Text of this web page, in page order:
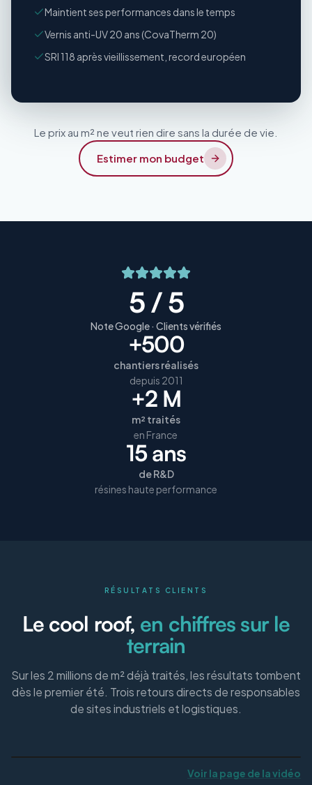
Maintient ses performances dans le temps
Vernis anti-UV 20 ans (CovaTherm 20)
SRI 118 après vieillissement, record européen
Le prix au m² ne veut rien dire sans la durée de vie.
Estimer mon budget
5 / 5
Note Google · Clients vérifiés
+500
chantiers réalisés
depuis 2011
+2 M
m² traités
en France
15 ans
de R&D
résines haute performance
RÉSULTATS CLIENTS
Le cool roof, en chiffres sur le
terrain
Sur les 2 millions de m² déjà traités, les résultats tombent
dès le premier été. Trois retours directs de responsables
de sites industriels et logistiques.
Voir la page de la vidéo